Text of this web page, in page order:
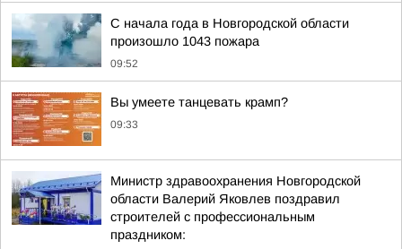
С начала года в Новгородской области
произошло 1043 пожара
09:52
Вы умеете танцевать крамп?
09:33
Министр здравоохранения Новгородской
области Валерий Яковлев поздравил
строителей с профессиональным
праздником: